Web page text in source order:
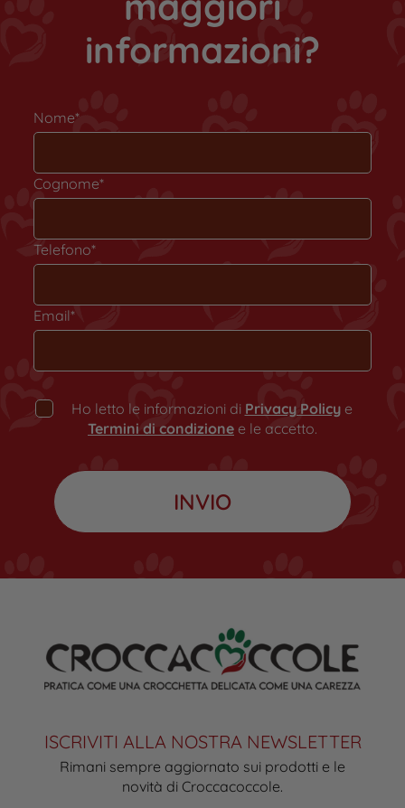
informazioni?
Nome*
Cognome*
Telefono*
Email*
Ho letto le informazioni di Privacy Policye
Termini di condizione e le accetto.
ISCRIVITI ALLA NOSTRA NEWSLETTER
Rimani sempre aggiornato sui prodotti e le
novità di Croccacoccole.